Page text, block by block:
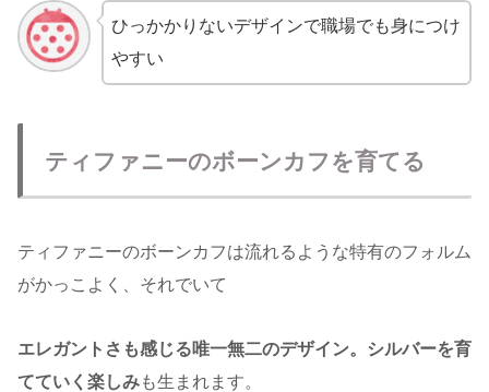
ひっかかりないデザインで職場でも身につけ
やすい
ティファニーのボーンカフを育てる
ティファニーのボーンカフは流れるような特有のフォルム
がかっこよく、それでいて
エレガントさも感じる唯一無二のデザイン。シルバーを育
てていく楽しみも生まれます。